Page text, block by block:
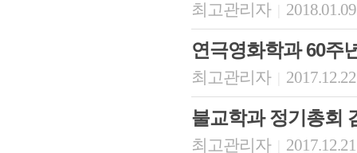
최고관리자
연극영화학과 60주
최고관리자
불교학과 정기총회
최고관리자